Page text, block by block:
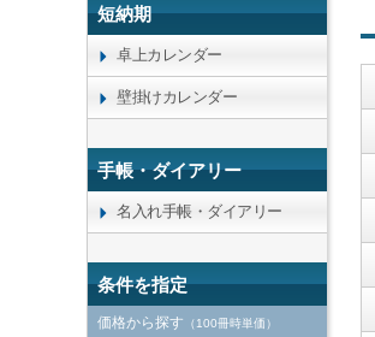
短納期
卓上カレンダー
壁掛けカレンダー
手帳・ダイアリー
名入れ手帳・ダイアリー
条件を指定
価格から探す （100冊時単価）